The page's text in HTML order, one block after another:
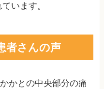
います。
者さんの声
かとの中央部分の痛